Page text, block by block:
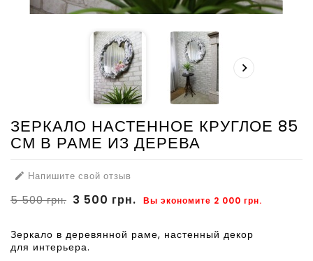

ЗЕРКАЛО НАСТЕННОЕ КРУГЛОЕ 85
СМ В РАМЕ ИЗ ДЕРЕВА
 Напишите свой отзыв
5 500 грн. 3 500 грн. Вы экономите 2 000 грн.
Зеркало в деревянной раме, настенный декор
для интерьера.